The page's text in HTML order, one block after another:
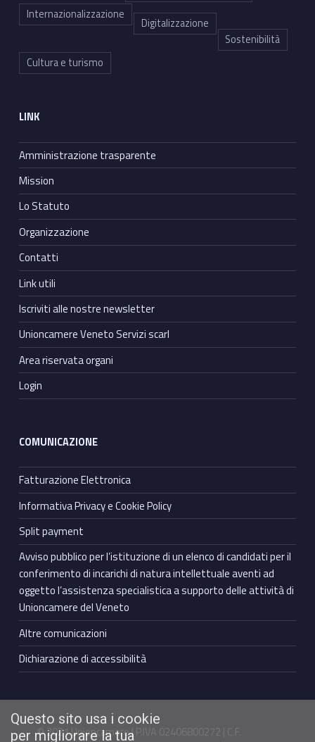
Internazionalizzazione
Digitalizzazione
Sostenibilità
Cultura e turismo
LINK
Amministrazione trasparente
Mission
Lo Statuto
Organizzazione
Contatti
Link utili
Iscriviti alle nostre newsletter
Unioncamere Veneto Servizi scarl
Area riservata organi
Login
COMUNICAZIONE
Fatturazione Elettronica
Informativa Privacy e Cookie Policy
Split payment
Avviso pubblico per l’istituzione di un elenco di candidati per il
conferimento di incarichi di natura intellettuale aventi ad
oggetto l’assistenza specialistica a supporto delle attività di
Unioncamere del Veneto
Altre comunicazioni
Dichiarazione di accessibilità
© 2021 Unioncamere | P.IVA 02406800272 | C.F.
Questo sito usa i cookie
per migliorare la tua